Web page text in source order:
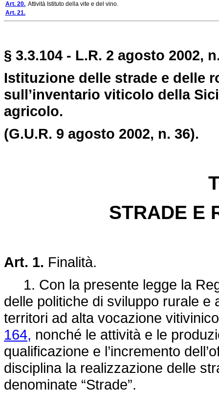
Art. 20. Attività Istituto della vite e del vino.
Art. 21.
§ 3.3.104 - L.R. 2 agosto 2002,
Istituzione delle strade e delle
sull’inventario viticolo della
agricolo.
(G.U.R. 9 agosto 2002, n. 36).
STRADE E
Art. 1. Finalità.
1. Con la presente legge la
delle politiche di sviluppo rurale
territori ad alta vocazione
164, nonché le attività e le
qualificazione e l’incremento
disciplina la realizzazione delle
denominate “Strade”.